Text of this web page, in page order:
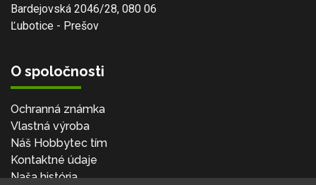
Bardejovská 2046/28, 080 06
Ľubotice - Prešov
O spoločnosti
Ochranná známka
Vlastná výroba
Náš Hobbytec tím
Kontaktné údaje
Naša história